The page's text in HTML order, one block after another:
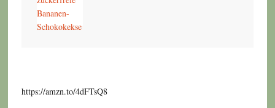
https://amzn.to/4dFTsQ8